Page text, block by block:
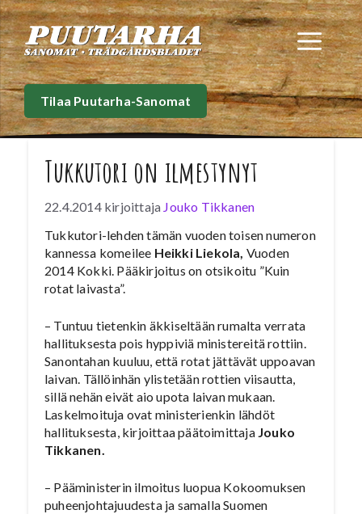
Siirry
sisältöön
Tilaa Puutarha-Sanomat
Tukkutori on ilmestynyt
22.4.2014 kirjoittaja Jouko Tikkanen
Tukkutori-lehden tämän vuoden toisen numeron
kannessa komeilee Heikki Liekola, Vuoden
2014 Kokki. Pääkirjoitus on otsikoitu ”Kuin
rotat laivasta”.
– Tuntuu tietenkin äkkiseltään rumalta verrata
hallituksesta pois hyppiviä ministereitä rottiin.
Sanontahan kuuluu, että rotat jättävät uppoavan
laivan. Tällöinhän ylistetään rottien viisautta,
sillä nehän eivät aio upota laivan mukaan.
Laskelmoituja ovat ministerienkin lähdöt
hallituksesta, kirjoittaa päätoimittaja Jouko
Tikkanen.
– Pääministerin ilmoitus luopua Kokoomuksen
puheenjohtajuudesta ja samalla Suomen